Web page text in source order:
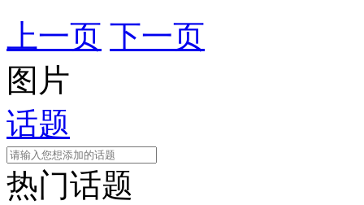
上一页 下一页
图片
话题
热门话题